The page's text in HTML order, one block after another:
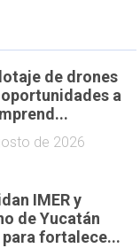
de drones
a
de 2026
IMER y
de Yucatán
fortalece...